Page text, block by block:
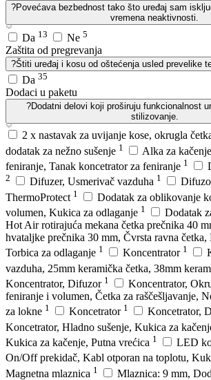
?Povećava bezbednost tako što uređaj sam
vremena neaktivnosti.
Da 13 Ne 5
Zaštita od pregrevanja
?Štiti uređaj i kosu od oštećenja usled prevelike
Da 35
Dodaci u paketu
?Dodatni delovi koji proširuju funkcionalnost
stilizovanje.
2 x nastavak za uvijanje kose, okrugla
dodatak za nežno sušenje 1
Alka za
feniranje, Tanak koncetrator za feniranje 1
2 Difuzer, Usmerivač vazduha 1
ThermoProtect 1 Dodatak za oblikovanje
volumen, Kukica za odlaganje 1 Dodatak
Hot Air rotirajuća mekana četka prečnika 40
hvataljke prečnika 30 mm, Čvrsta ravna četka,
Torbica za odlaganje 1 Koncentrator 1
vazduha, 25mm keramička četka, 38mm
Koncentrator, Difuzor 1
Koncentrator,
feniranje i volumen, Četka za raščešljavanje,
za lokne 1 Koncetrator 1 Koncetrator,
Koncetrator, Hladno sušenje, Kukica za
Kukica za kačenje, Putna vrećica 1
LED
On/Off prekidač, Kabl otporan na toplotu,
Magnetna mlaznica 1 Mlaznica: 9 mm,